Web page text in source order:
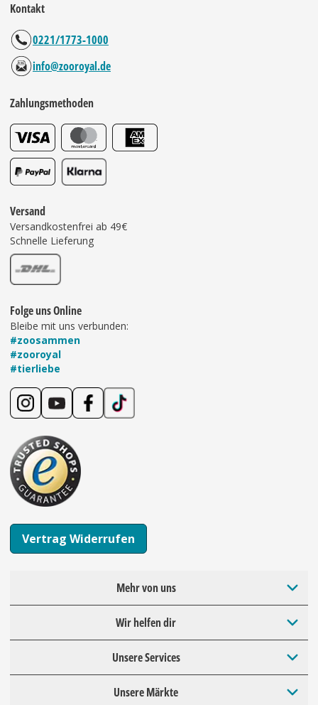
Kontakt
0221/1773-1000
info@zooroyal.de
Zahlungsmethoden
Versand
Versandkostenfrei ab 49€
Schnelle Lieferung
Folge uns Online
Bleibe mit uns verbunden:
#zoosammen
#zooroyal
#tierliebe
Vertrag Widerrufen
Mehr von uns
Wir helfen dir
Unsere Services
Unsere Märkte